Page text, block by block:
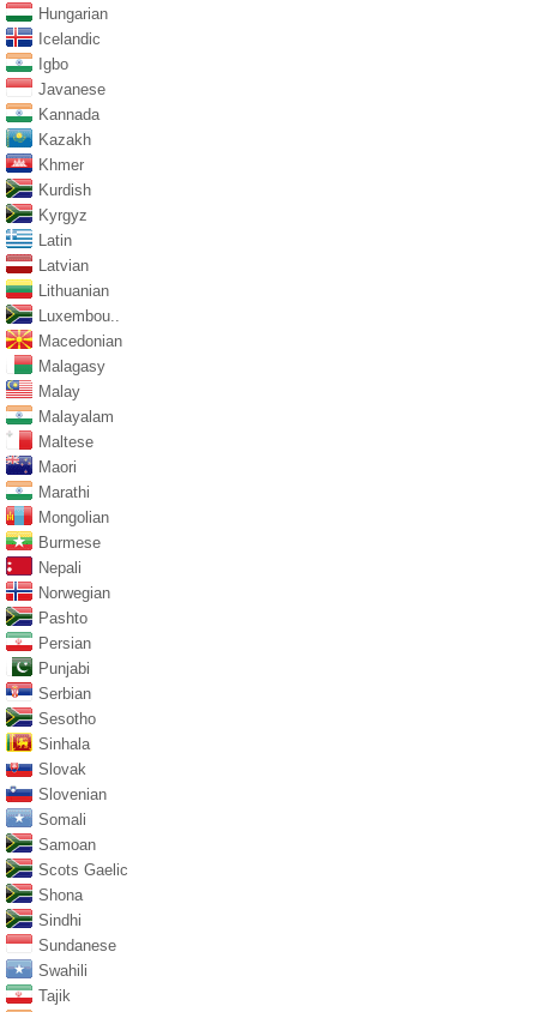
Hungarian
Icelandic
Igbo
Javanese
Kannada
Kazakh
Khmer
Kurdish
Kyrgyz
Latin
Latvian
Lithuanian
Luxembou..
Macedonian
Malagasy
Malay
Malayalam
Maltese
Maori
Marathi
Mongolian
Burmese
Nepali
Norwegian
Pashto
Persian
Punjabi
Serbian
Sesotho
Sinhala
Slovak
Slovenian
Somali
Samoan
Scots Gaelic
Shona
Sindhi
Sundanese
Swahili
Tajik